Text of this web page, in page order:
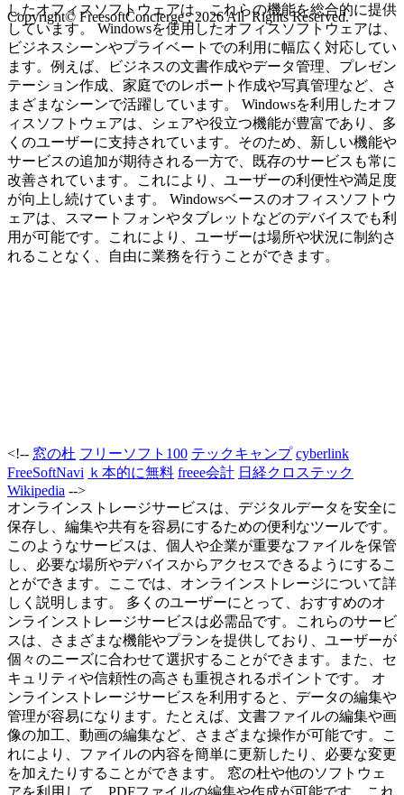
したオフィスソフトウェアは、これらの機能を総合的に提供
しています。 Windowsを使用したオフィスソフトウェアは、
ビジネスシーンやプライベートでの利用に幅広く対応してい
ます。例えば、ビジネスの文書作成やデータ管理、プレゼン
テーション作成、家庭でのレポート作成や写真管理など、さ
まざまなシーンで活躍しています。 Windowsを利用したオフ
ィスソフトウェアは、シェアや役立つ機能が豊富であり、多
くのユーザーに支持されています。そのため、新しい機能や
サービスの追加が期待される一方で、既存のサービスも常に
改善されています。これにより、ユーザーの利便性や満足度
が向上し続けています。 Windowsベースのオフィスソフトウ
ェアは、スマートフォンやタブレットなどのデバイスでも利
用が可能です。これにより、ユーザーは場所や状況に制約さ
れることなく、自由に業務を行うことができます。
<!-- 窓の杜 フリーソフト100 テックキャンプ cyberlink
FreeSoftNavi ｋ本的に無料 freee会計 日経クロステック
Wikipedia -->
オンラインストレージサービスは、デジタルデータを安全に
保存し、編集や共有を容易にするための便利なツールです。
このようなサービスは、個人や企業が重要なファイルを保管
し、必要な場所やデバイスからアクセスできるようにするこ
とができます。ここでは、オンラインストレージについて詳
しく説明します。 多くのユーザーにとって、おすすめのオ
ンラインストレージサービスは必需品です。これらのサービ
スは、さまざまな機能やプランを提供しており、ユーザーが
個々のニーズに合わせて選択することができます。また、セ
キュリティや信頼性の高さも重視されるポイントです。 オ
ンラインストレージサービスを利用すると、データの編集や
管理が容易になります。たとえば、文書ファイルの編集や画
像の加工、動画の編集など、さまざまな操作が可能です。こ
れにより、ファイルの内容を簡単に更新したり、必要な変更
を加えたりすることができます。 窓の杜や他のソフトウェ
Copyright© FreesoftConcierge , 2026 All Rights Reserved.